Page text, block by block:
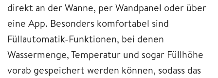
direkt an der Wanne, per Wandpanel oder über
eine App. Besonders komfortabel sind
Füllautomatik-Funktionen, bei denen
Wassermenge, Temperatur und sogar Füllhöhe
vorab gespeichert werden können, sodass das